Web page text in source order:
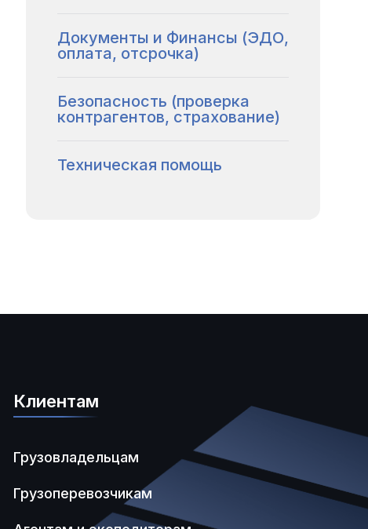
Документы и Финансы (ЭДО,
оплата, отсрочка)
Безопасность (проверка
контрагентов, страхование)
Техническая помощь
Клиентам
Грузовладельцам
Грузоперевозчикам